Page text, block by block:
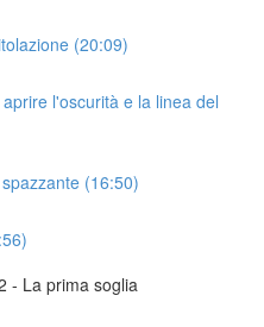
(20:09)
l'oscurità e la linea del
(16:50)
- La prima soglia